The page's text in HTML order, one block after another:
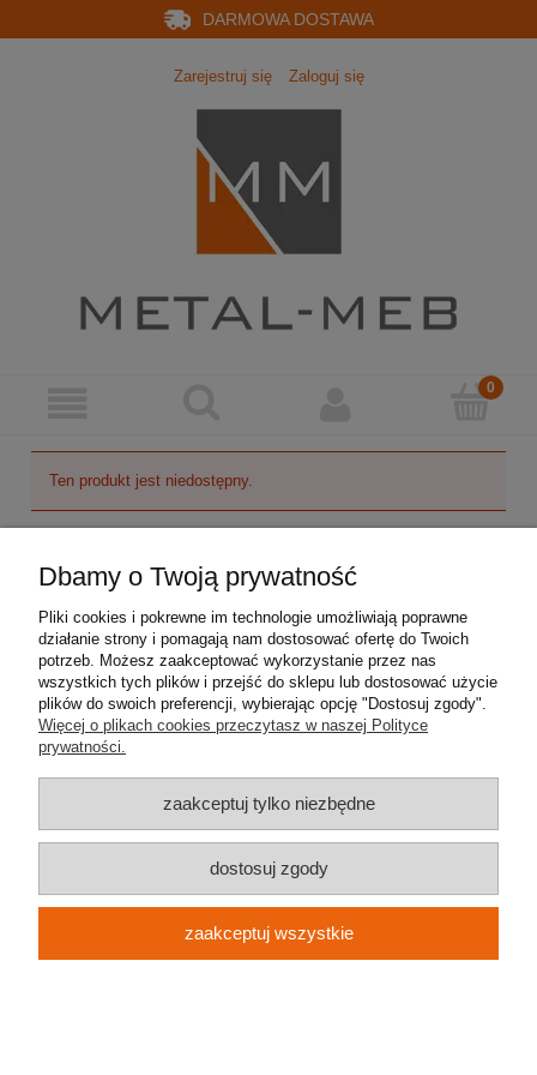
DARMOWA DOSTAWA
Zarejestruj się Zaloguj się
Ten produkt jest niedostępny.
Płatności i dostawa
Informacje
O nas
Świątniki Górne | NIP: 9442233786 | REGON: 383006170 | e-mail:
metalmeb.sklep@gmail.com| tel.607 489 426
pokaż pełną wersję strony
Dbamy o Twoją prywatność
Pliki cookies i pokrewne im technologie umożliwiają poprawne
działanie strony i pomagają nam dostosować ofertę do Twoich
potrzeb. Możesz zaakceptować wykorzystanie przez nas
wszystkich tych plików i przejść do sklepu lub dostosować użycie
plików do swoich preferencji, wybierając opcję "Dostosuj zgody".
Więcej o plikach cookies przeczytasz w naszej Polityce
prywatności.
zaakceptuj tylko niezbędne
dostosuj zgody
zaakceptuj wszystkie